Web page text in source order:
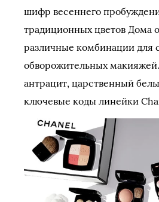
шифр весеннего
традиционных цветов Дома
различные комбинации для
обворожительных
антрацит, царственный
ключевые коды линейки